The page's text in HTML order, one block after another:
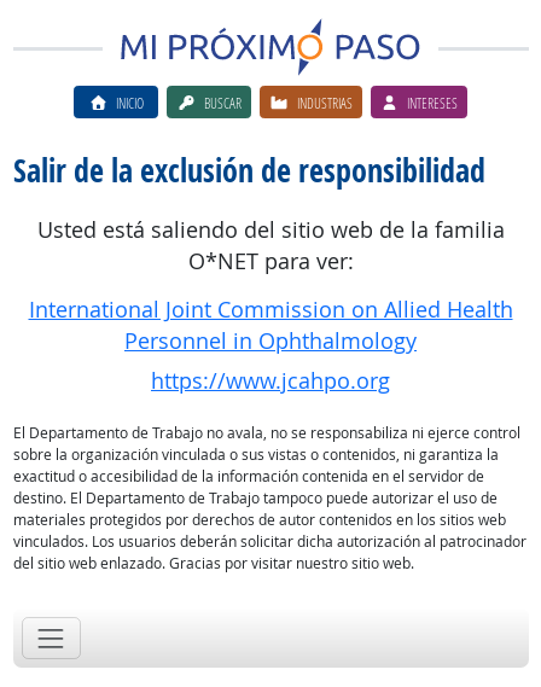
INICIO BUSCAR INDUSTRIAS INTERESES
Salir de la exclusión de responsibilidad
Usted está saliendo del sitio web de la familia
O*NET para ver:
International Joint Commission on Allied Health
Personnel in Ophthalmology
https://www.jcahpo.org
El Departamento de Trabajo no avala, no se responsabiliza ni ejerce control
sobre la organización vinculada o sus vistas o contenidos, ni garantiza la
exactitud o accesibilidad de la información contenida en el servidor de
destino. El Departamento de Trabajo tampoco puede autorizar el uso de
materiales protegidos por derechos de autor contenidos en los sitios web
vinculados. Los usuarios deberán solicitar dicha autorización al patrocinador
del sitio web enlazado. Gracias por visitar nuestro sitio web.